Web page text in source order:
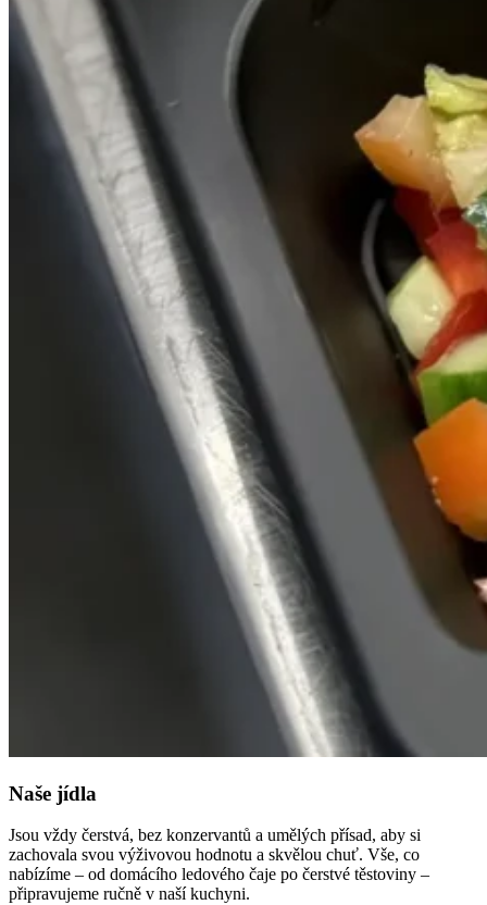
Naše jídla
Jsou vždy čerstvá, bez konzervantů a umělých přísad, aby si
zachovala svou výživovou hodnotu a skvělou chuť. Vše, co
nabízíme – od domácího ledového čaje po čerstvé těstoviny –
připravujeme ručně v naší kuchyni.